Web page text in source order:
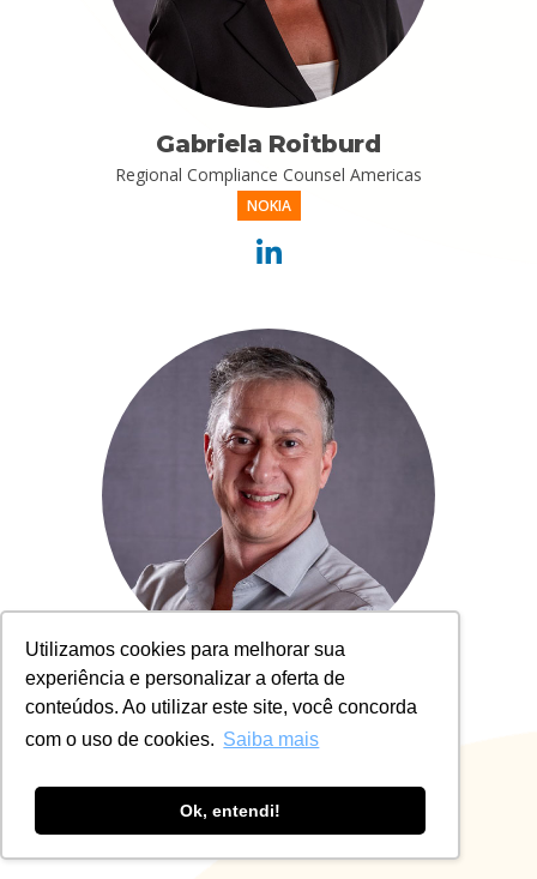
Utilizamos cookies para melhorar sua
experiência e personalizar a oferta de
conteúdos. Ao utilizar este site, você concorda
com o uso de cookies. Saiba mais
Ok, entendi!
Gabriela Roitburd
Regional Compliance Counsel Americas
NOKIA
Gustavo Amaral Lucena
Consultor e Conselheiro de Empresas